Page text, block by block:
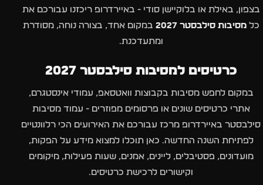
בצפון, באילת או בלוקיישן סודי - באיירדרופ ריכזנו עבורכם את
כלמסיבות סילבסטר 2027
במקום אחד, בצורה נוחה, מסודרת
ומתעדכנת.
כרטיסים למסיבות סילבסטר 2027
במקום לחפש מסיבות בקבוצות וואטסאפ, עמודי אינסטגרם,
אתרי כרטיסים שונים או פרסומים מפוזרים - עמוד מסיבות
סילבסטר באיירדרופ מרכז עבורכם את האירועים הכי רלוונטיים
לפתיחת השנה החדשה. כאן תוכלו למצוא מידע על הפקות,
מועדונים, פסטיבלים, ליינים, אמנים, שעות פעילות, מיקומים
וקישורים לרכישת כרטיסים.